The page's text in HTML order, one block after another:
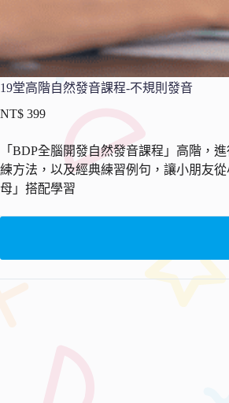
19堂高階自然發音課程-不規則發音
NT$ 399
「BDP全腦開發自然發音課程」高階，
練方法，以及經典練習例句，讓小朋友
母」搭配學習